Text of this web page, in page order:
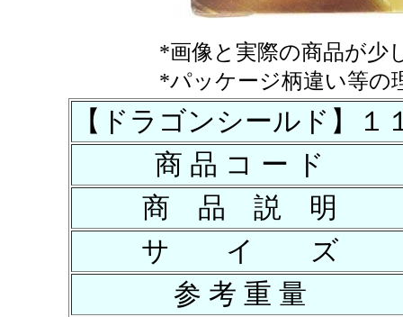
*画像と実際の商品が少
*パッケージ柄違い等の
【ドラゴンシールド】
商 品 コ ー ド
商 品 説 明
サ イ ズ
参 考 重 量